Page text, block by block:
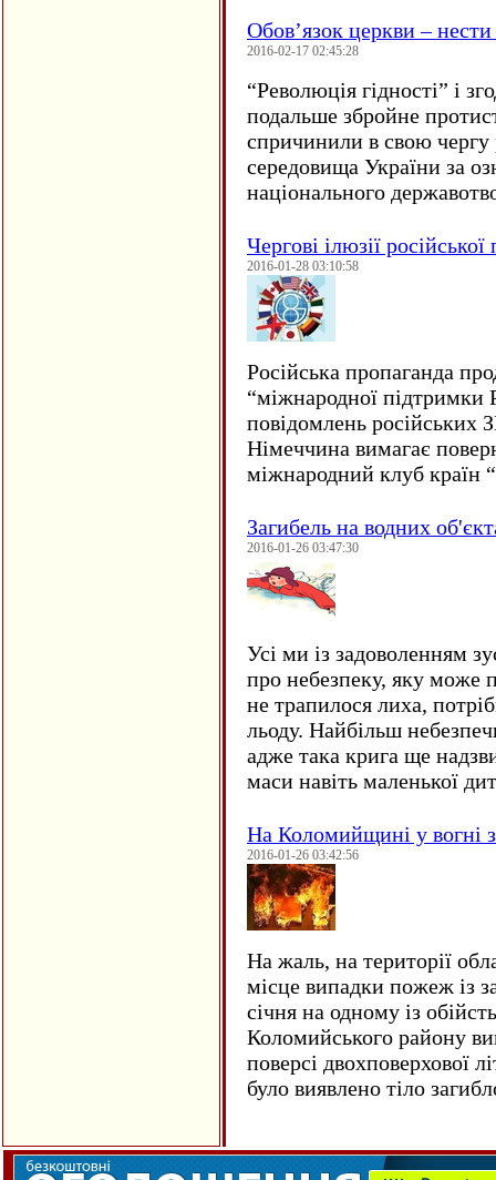
Обов’язок церкви –
2016-02-17 02:45:28
“Революція гідності” і
подальше збройне
спричинили в свою чергу
середовища України за
національного
Чергові ілюзії
2016-01-28 03:10:58
Російська пропаганда
“міжнародної підтримки
повідомлень російських
Німеччина вимагає
міжнародний клуб країн
Загибель на водних
2016-01-26 03:47:30
Усі ми із задоволенням
про небезпеку, яку може
не трапилося лиха,
льоду. Найбільш
адже така крига ще
маси навіть маленької
На Коломийщині у вогні
2016-01-26 03:42:56
На жаль, на території
місце випадки пожеж із
січня на одному із
Коломийського району
поверсі двохповерхової
було виявлено тіло